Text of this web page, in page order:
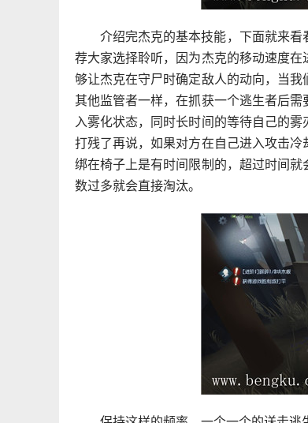
介绍完杰克的基本技能，下面就来
荐大家选择聆听，因为杰克的移动速度
够让杰克在守尸时确定敌人的动向，当
其他监管者一样，在抓获一个逃生者后
入雾化状态，同时长时间的等待自己的
打残了再说，如果对方在自己进入攻击
绑在椅子上是有时间限制的，超过时间
数过多就会直接淘汰。